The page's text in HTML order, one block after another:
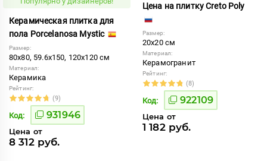
Керамическая плитка для
пола Porcelanosa Mystic
Размер:
80x80, 59.6x150, 120x120 см
Материал:
Керамика
Рейтинг:
(9)
Код: 931946
Цена от
8 312 руб.
Цена на плитку Creto Poly
Размер:
20x20 см
Материал:
Керамогранит
Рейтинг:
(8)
Код: 922109
Цена от
1 182 руб.